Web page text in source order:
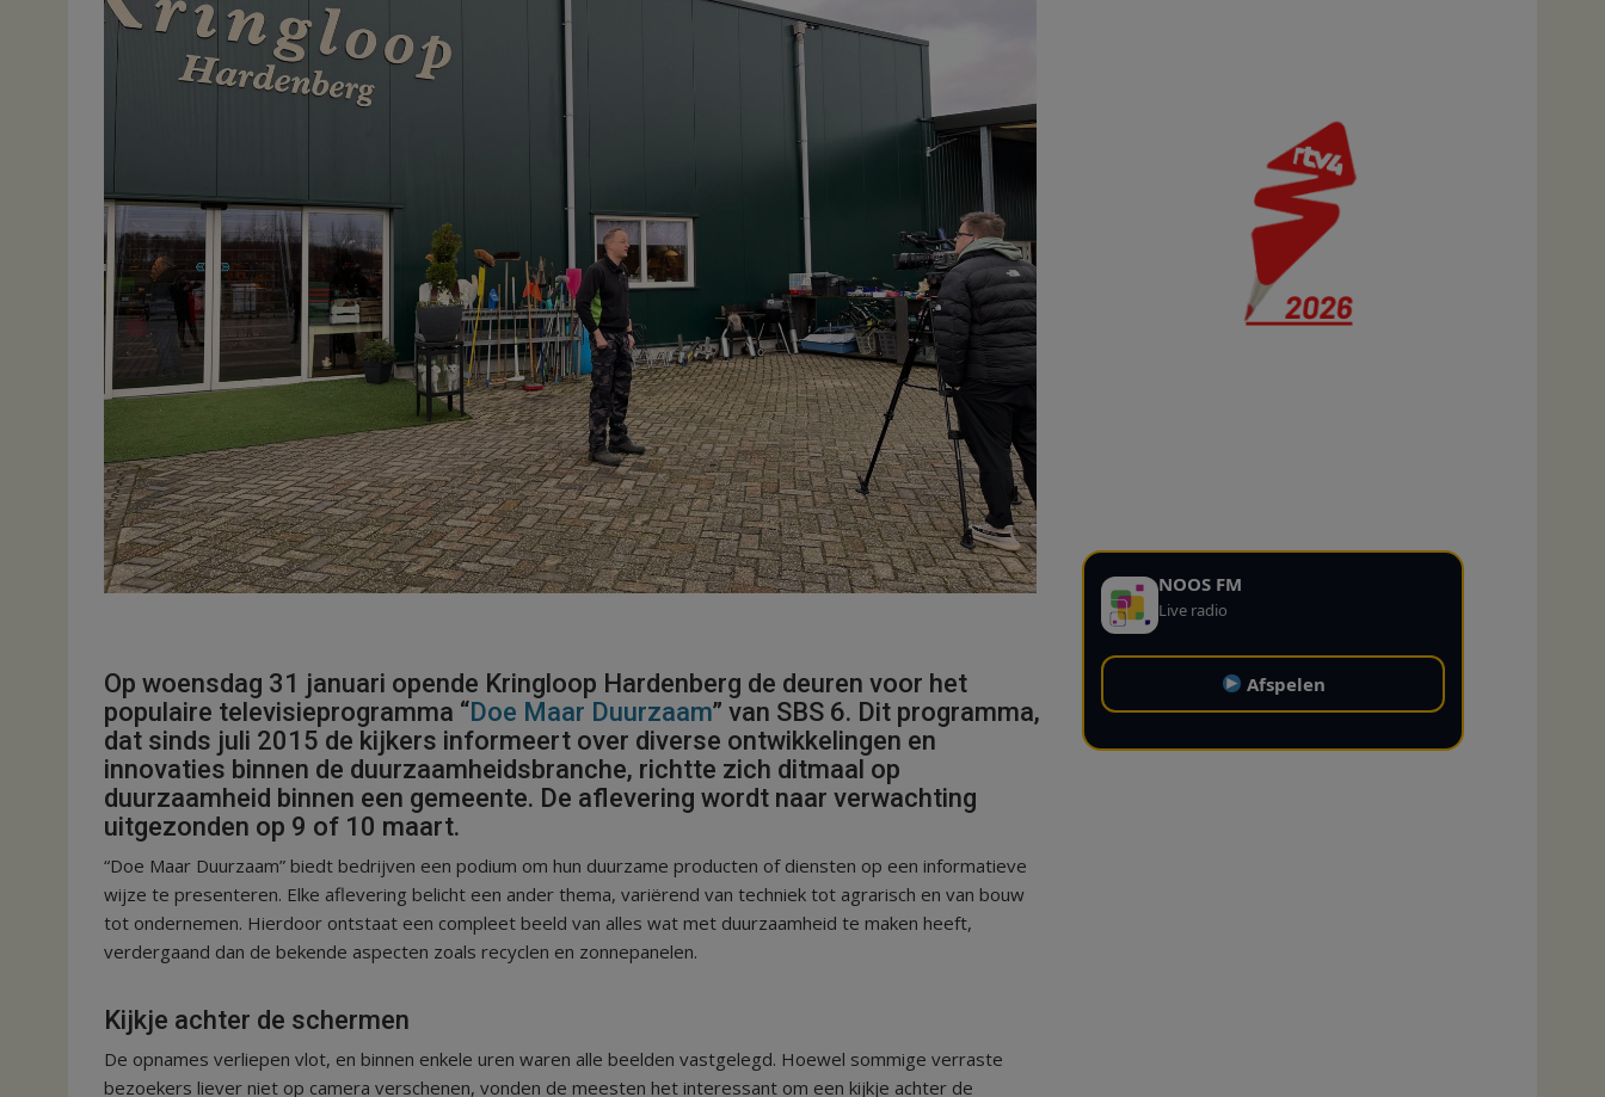
Op woensdag 31 januari opende Kringloop Hardenberg de deuren voor het
populaire televisieprogramma “Doe Maar Duurzaam” van SBS 6. Dit programma,
dat sinds juli 2015 de kijkers informeert over diverse ontwikkelingen en
innovaties binnen de duurzaamheidsbranche, richtte zich ditmaal op
duurzaamheid binnen een gemeente. De aflevering wordt naar verwachting
uitgezonden op 9 of 10 maart.
“Doe Maar Duurzaam” biedt bedrijven een podium om hun duurzame producten of diensten op een informatieve
wijze te presenteren. Elke aflevering belicht een ander thema, variërend van techniek tot agrarisch en van bouw
tot ondernemen. Hierdoor ontstaat een compleet beeld van alles wat met duurzaamheid te maken heeft,
verdergaand dan de bekende aspecten zoals recyclen en zonnepanelen.
Kijkje achter de schermen
De opnames verliepen vlot, en binnen enkele uren waren alle beelden vastgelegd. Hoewel sommige verraste
bezoekers liever niet op camera verschenen, vonden de meesten het interessant om een kijkje achter de
NOOS FM
Live radio
Afspelen